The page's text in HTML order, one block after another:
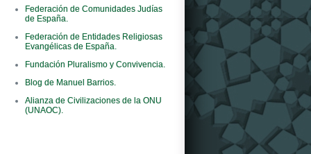
marchio ad adottare questo concept
Federación de Comunidades Judías
de España.
Federación de Entidades Religiosas
Evangélicas de España.
Fundación Pluralismo y Convivencia.
Blog de Manuel Barrios.
Alianza de Civilizaciones de la ONU
(UNAOC).